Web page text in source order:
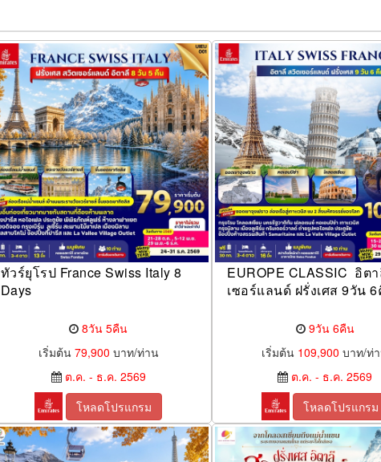
ทัวร์ยุโรป France Swiss Italy 8
Days
8วัน 5คืน
เริ่มต้น 79,900 บาท/ท่าน
ต.ค. - ธ.ค. 2569
โหลดโปรแกรม
EUROPE CLASSIC อิต
เซอร์แลนด์ ฝรั่งเศส 9วัน
9วัน 6คืน
เริ่มต้น 109,900 บาท/ท่
ต.ค. - ธ.ค. 2569
โหลดโปรแกรม